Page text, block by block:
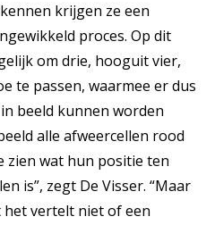
krijgen ze een
proces. Op dit
om drie, hooguit vier,
te passen, waarmee er dus
beeld kunnen worden
alle afweercellen rood
zien wat hun positie ten
is”, zegt De Visser. “Maar
het vertelt niet of een